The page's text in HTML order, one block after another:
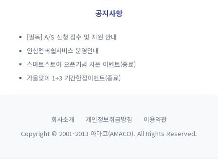
공지사항
[필독] A/S 신청 접수 및 지원 안내
안심멤버쉽서비스 운영안내
스마트스토어 오픈기념 사은 이벤트(종료)
가을맞이 1+3 기간한정이벤트(종료)
회사소개 개인정보취급방침
이용약관
Copyright © 2001-2013 아마코(AMACO). All Rights Reserved.